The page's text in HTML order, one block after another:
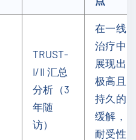
TRUST-
I/II 汇总
分析（3
年随
访）
在一线
治疗中
展现出
极高且
持久的
缓解，
耐受性